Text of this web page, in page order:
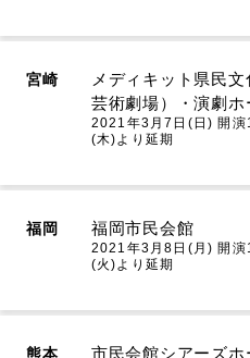
宮崎
メディキット県民
芸術劇場）・演劇ホ
2021年3月7日(日) 開
(木)より延期
福岡 福岡市民会館
2021年3月8日(月) 開
(火)より延期
熊本 市民会館シアーズ